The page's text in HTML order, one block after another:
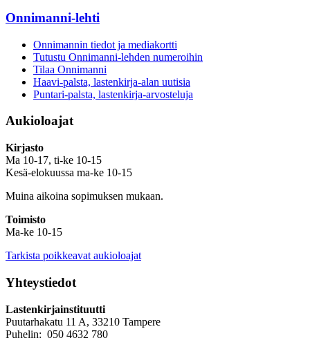
Onnimanni-lehti
Onnimannin tiedot ja mediakortti
Tutustu Onnimanni-lehden numeroihin
Tilaa Onnimanni
Haavi-palsta, lastenkirja-alan uutisia
Puntari-palsta, lastenkirja-arvosteluja
Aukioloajat
Kirjasto
Ma 10-17, ti-ke 10-15
Kesä-elokuussa ma-ke 10-15
Muina aikoina sopimuksen mukaan.
Toimisto
Ma-ke 10-15
Tarkista poikkeavat aukioloajat
Yhteystiedot
Lastenkirjainstituutti
Puutarhakatu 11 A, 33210 Tampere
Puhelin: 050 4632 780